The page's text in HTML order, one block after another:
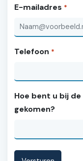
E-mailadres *
Telefoon *
Hoe bent u bij
gekomen?